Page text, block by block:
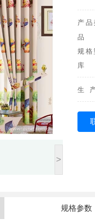
>
产品
品
规格
库
生
规格参数